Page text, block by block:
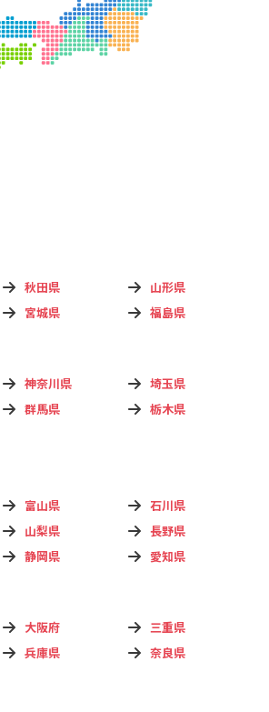
秋田県
山形県
宮城県 福島県
神奈川県
埼玉県
群馬県
栃木県
富山県
石川県
山梨県
長野県
静岡県 愛知県
大阪府
三重県
兵庫県
奈良県